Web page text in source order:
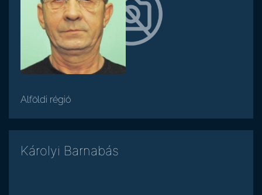
Alföldi régió
Károlyi Barnabás